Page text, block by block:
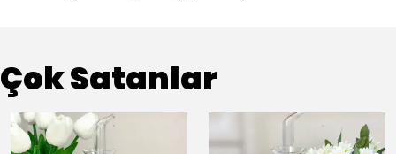
Çok Satanlar